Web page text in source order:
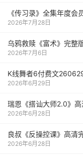
《传习录》全集年度会
2026年7月28日
乌鸦救赎《富术》完整
2026年7月6日
K线舞者6付费文
2026年6月29日
瑞恩《搭讪大师2.0》高
2026年6月28日
良叔《反操控课》高清
2026年6月28日